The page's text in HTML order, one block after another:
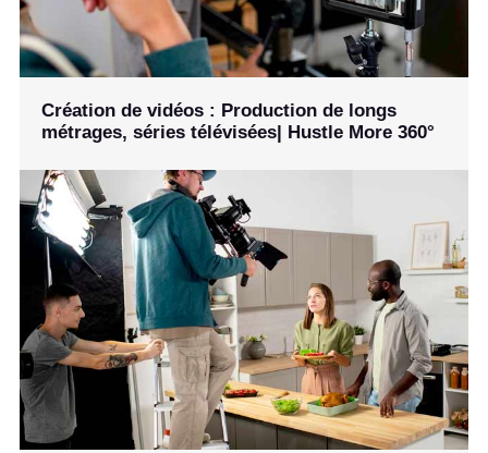
Création de vidéos : Production de longs
métrages, séries télévisées| Hustle More 360°